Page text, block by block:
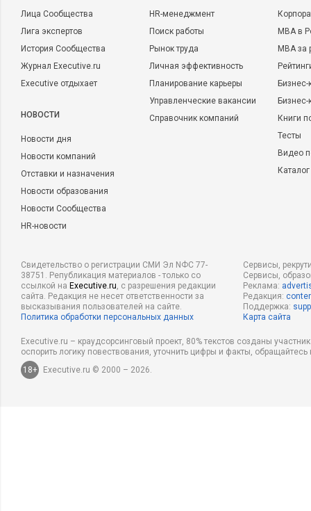
Лица Сообщества
Лига экспертов
История Сообщества
Журнал Executive.ru
Executive отдыхает
НОВОСТИ
Новости дня
Новости компаний
Отставки и назначения
Новости образования
Новости Сообщества
HR-новости
HR-менеджмент
Поиск работы
Рынок труда
Личная эффективность
Планирование карьеры
Управленческие вакансии
Справочник компаний
MBA в
MBA
Бизнес-
Книги
Тесты
Видео
Свидетельство о регистрации СМИ Эл NФС 77-
38751. Републикация материалов - только со
ссылкой на Executive.ru, с разрешения редакции
сайта. Редакция не несет ответственности за
высказывания пользователей на сайте.
Политика обработки персональных данных
Сервисы,
Сервисы,
Реклама:
Редакция:
Поддержка:
Карта сайта
Executive.ru – краудсорсинговый проект, 80% текстов созданы
оспорить логику повествования, уточнить цифры и факты,
18+
Executive.ru © 2000 – 2026.